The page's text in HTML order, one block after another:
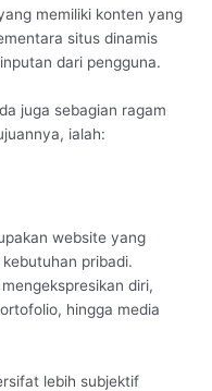
memiliki konten yang
situs dinamis
dari pengguna.
juga sebagian ragam
ialah:
website yang
pribadi.
diri,
hingga media
lebih subjektif